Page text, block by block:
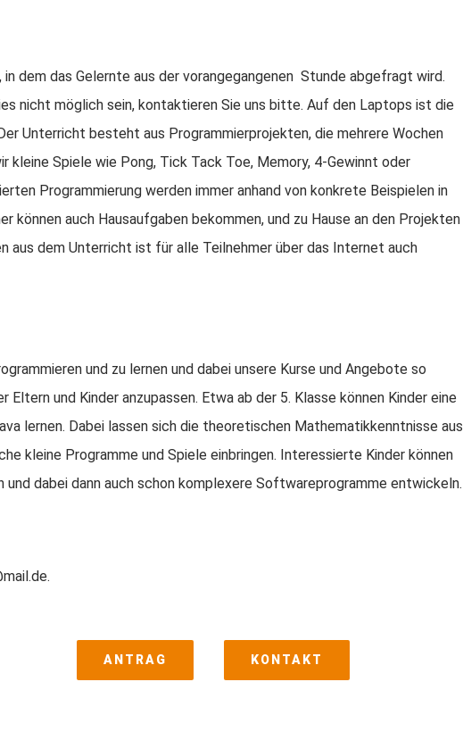
dem das Gelernte aus der vorangegangenen Stunde abgefragt wird.
nicht möglich sein, kontaktieren Sie uns bitte. Auf den Laptops ist die
Unterricht besteht aus Programmierprojekten, die mehrere Wochen
kleine Spiele wie Pong, Tick Tack Toe, Memory, 4-Gewinnt oder
Programmierung werden immer anhand von konkrete Beispielen in
auch Hausaufgaben bekommen, und zu Hause an den Projekten
aus dem Unterricht ist für alle Teilnehmer über das Internet auch
und zu lernen und dabei unsere Kurse und Angebote so
und Kinder anzupassen. Etwa ab der 5. Klasse können Kinder eine
lernen. Dabei lassen sich die theoretischen Mathematikkenntnisse aus
kleine Programme und Spiele einbringen. Interessierte Kinder können
dabei dann auch schon komplexere Softwareprogramme entwickeln.
ANTRAG KONTAKT